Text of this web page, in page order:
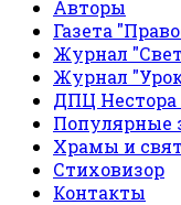
Авторы
Газета
Журнал
Журнал
ДПЦ Нестора
Популярные
Храмы и
Стиховизор
Контакты